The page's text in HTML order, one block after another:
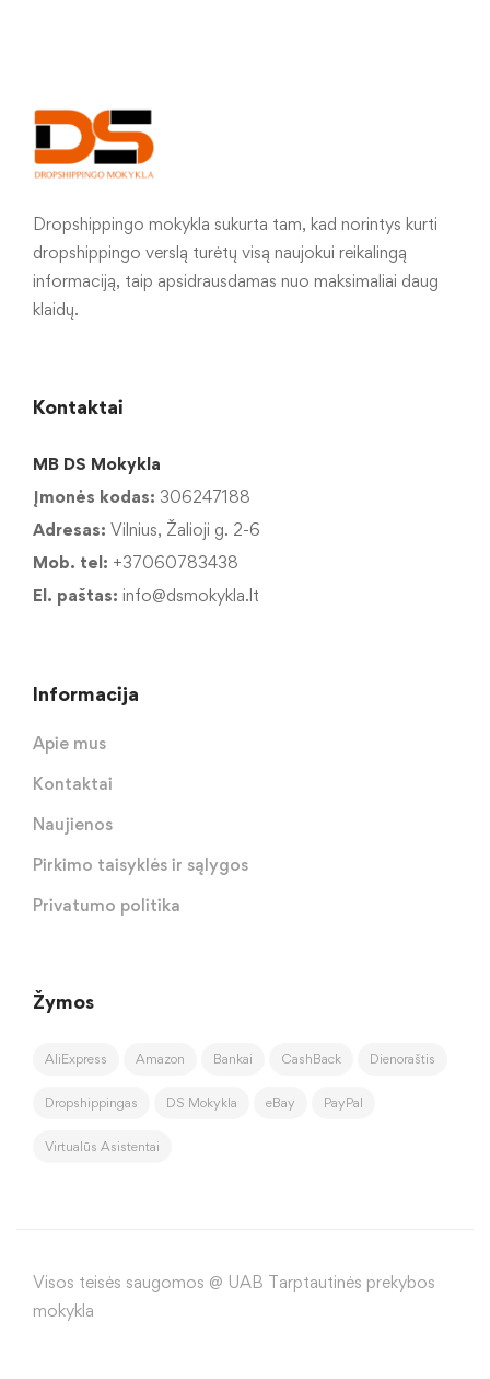
Dropshippingo mokykla sukurta tam, kad norintys kurti
dropshippingo verslą turėtų visą naujokui reikalingą
informaciją, taip apsidrausdamas nuo maksimaliai daug
klaidų.
Kontaktai
MB DS Mokykla
Įmonės kodas: 306247188
Adresas: Vilnius, Žalioji g. 2-6
Mob. tel: +37060783438
El. paštas: info@dsmokykla.lt
Informacija
Apie mus
Kontaktai
Naujienos
Pirkimo taisyklės ir sąlygos
Privatumo politika
Žymos
AliExpress Amazon Bankai CashBack Dienoraštis
Dropshippingas DS Mokykla eBay PayPal
Virtualūs Asistentai
Visos teisės saugomos @ UAB Tarptautinės prekybos
mokykla